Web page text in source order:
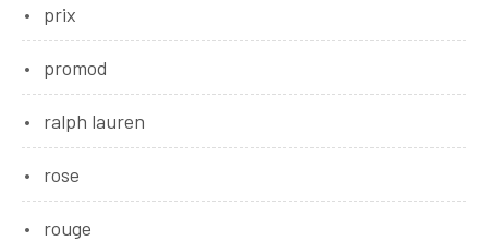
prix
promod
ralph lauren
rose
rouge